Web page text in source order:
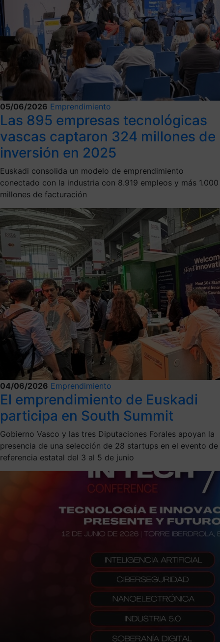
05/06/2026 Emprendimiento
Las 895 empresas tecnológicas
vascas captaron 324 millones de
inversión en 2025
Euskadi consolida un modelo de emprendimiento
conectado con la industria con 8.919 empleos y más 1.000
millones de facturación
04/06/2026 Emprendimiento
El emprendimiento de Euskadi
participa en South Summit
Gobierno Vasco y las tres Diputaciones Forales apoyan la
presencia de una selección de 28 startups en el evento de
referencia estatal del 3 al 5 de junio